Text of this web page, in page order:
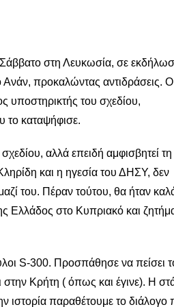
στη Λευκωσία, σε
προκαλώντας αντιδράσεις.
υποστηρικτής του σχεδίου,
το καταψήφισε.
αλλά επειδή αμφισβητεί τη
και η ηγεσία του ΔΗΣΥ, δεν
του. Πέραν τούτου, θα ήταν
Ελλάδος στο Κυπριακό και
S-300. Προσπάθησε να πείσει
Κρήτη ( όπως και έγινε). Η
ιστορία παραθέτουμε το διάλογο